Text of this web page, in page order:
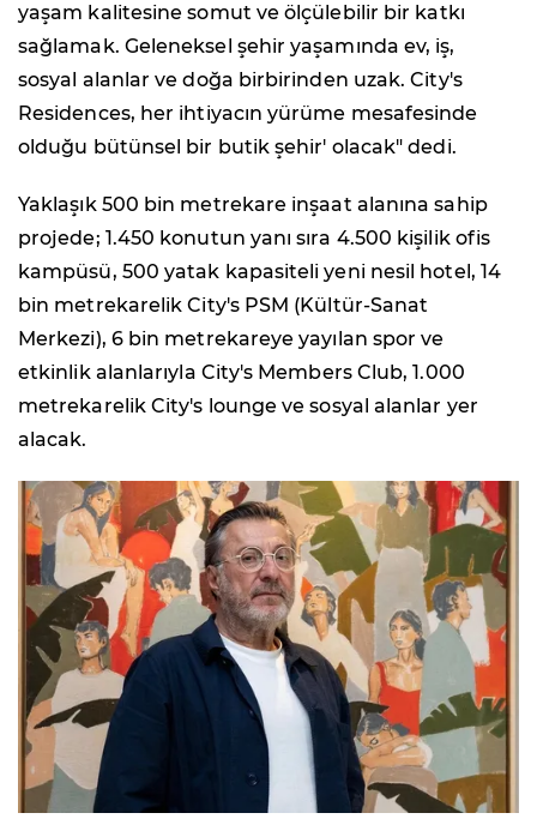
yaşam kalitesine somut ve ölçülebilir bir katkı
sağlamak. Geleneksel şehir yaşamında ev, iş,
sosyal alanlar ve doğa birbirinden uzak. City's
Residences, her ihtiyacın yürüme mesafesinde
olduğu bütünsel bir butik şehir' olacak" dedi.
Yaklaşık 500 bin metrekare inşaat alanına sahip
projede; 1.450 konutun yanı sıra 4.500 kişilik ofis
kampüsü, 500 yatak kapasiteli yeni nesil hotel, 14
bin metrekarelik City's PSM (Kültür-Sanat
Merkezi), 6 bin metrekareye yayılan spor ve
etkinlik alanlarıyla City's Members Club, 1.000
metrekarelik City's lounge ve sosyal alanlar yer
alacak.